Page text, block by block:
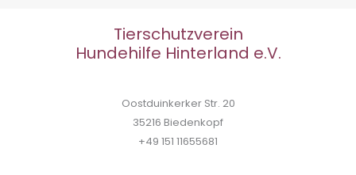
Tierschutzverein
Hundehilfe Hinterland e.V.
Oostduinkerker Str. 20
35216 Biedenkopf
+49 151 11655681